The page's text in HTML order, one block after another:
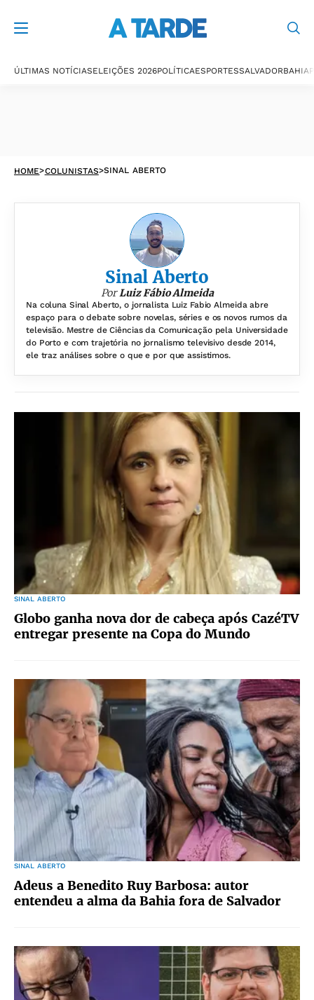
ÚLTIMAS NOTÍCIASELEIÇÕES 2026POLÍTICAESPORTESSALVADORBAHIA
HOME>COLUNISTAS>SINAL ABERTO
Sinal Aberto
PorLuiz Fábio Almeida
Na coluna Sinal Aberto, o jornalista Luiz Fabio Almeida abre
espaço para o debate sobre novelas, séries e os novos rumos da
televisão. Mestre de Ciências da Comunicação pela Universidade
do Porto e com trajetória no jornalismo televisivo desde 2014,
ele traz análises sobre o que e por que assistimos.
SINAL ABERTO
Globo ganha nova dor de cabeça após CazéTV
entregar presente na Copa do Mundo
SINAL ABERTO
Adeus a Benedito Ruy Barbosa: autor
entendeu a alma da Bahia fora de Salvador